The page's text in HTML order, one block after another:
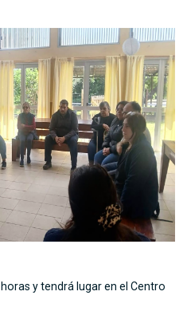
y tendrá lugar en el Centro